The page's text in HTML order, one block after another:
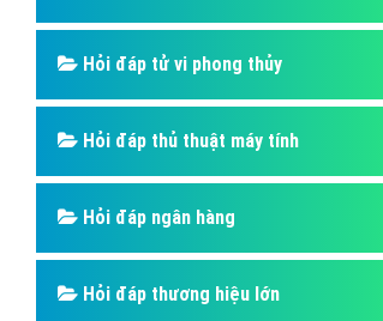
Dịch vụ quảng cáo Youtube
Dịch vụ quảng cáo Tiktok
Dịch vụ quảng cáo Zalo
Hỏi đáp quảng cáo Youtube
Quảng cáo Cốc Cốc hiệu quả
Hỏi đáp tử vi phong thủy
Hỏi đáp thủ thuật máy tính
Hỏi đáp ngân hàng
Hỏi đáp thương hiệu lớn